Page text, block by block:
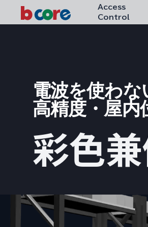
Access
Control
電波を使わな
高精度・屋内
彩色